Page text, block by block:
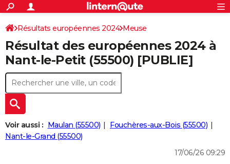
ACTUALITÉS
Politique
Société
Faits Divers
Education
Monde
Villes
+
SPORT
Coupe du monde 2026
Football
Tennis
Cyclisme
Rugby
Forum
Programme TV
TNT
Streaming
Cinéma
Sorties cinéma
Musique
+
FINANCE
Retraite
Impôts
Epargne
Immobilier
Risques naturels par ville
Banque
Assurance
Crédit
AUTO
Essais
Réserver un essai
Citadines
Berlines
SUV
Forum auto
+
HIGH-TECH
Mobiles
Meilleur smartphone
Internet
Ordinateurs
Jeux vidéo
Guide high-tech
+
BRICOLAGE
S'inscrire
Connexion
Résultats européennes 2024 Meuse
Résultat des européennes 2024 à
Nant-le-Petit (55500) [PUBLIE]
Voir aussi : Maulan (55500)
Fouchères-aux-Bois (55500)
Nant-le-Grand (55500)
17/06/26 09:29